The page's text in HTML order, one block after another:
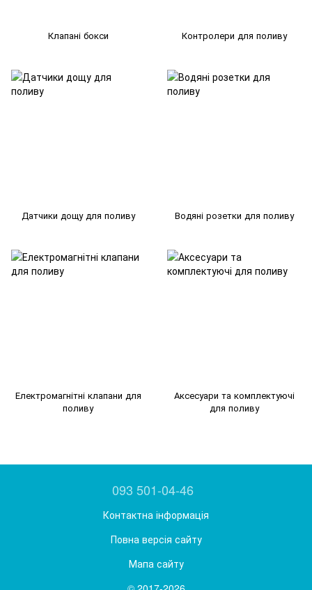
Клапані бокси Контролери для поливу
Датчики дощу для поливу Водяні розетки для поливу
Електромагнітні клапани для
поливу
Аксесуари та комплектуючі
для поливу
093 501-04-46
Контактна інформація
Повна версія сайту
Мапа сайту